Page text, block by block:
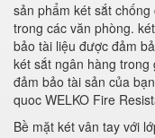
sản phẩm két sắt
trong các văn phòng.
bảo tài liệu được đảm
két sắt ngân hàng
đảm bảo tài sản của
quoc WELKO Fire
Bề mặt két vân tay với